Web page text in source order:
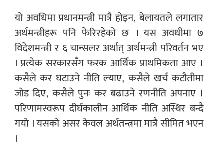
यो अवधिमा प्रधानमन्त्री मात्रै होइन, बेलायतले लगातार
अर्थमन्त्रीहरू पनि फेरिरहेको छ । यस अवधीमा ७
विदेशमन्त्री र ६ चान्सलर अर्थात् अर्थमन्त्री परिवर्तन भए
। प्रत्येक सरकारसँग फरक आर्थिक प्राथमिकता आए ।
कसैले कर घटाउने नीति ल्याए, कसैले खर्च कटौतीमा
जोड दिए, कसैले पुनः कर बढाउने रणनीति अपनाए ।
परिणामस्वरूप दीर्घकालीन आर्थिक नीति अस्थिर बन्दै
गयो । यसको असर केवल अर्थतन्त्रमा मात्रै सीमित भएन
।